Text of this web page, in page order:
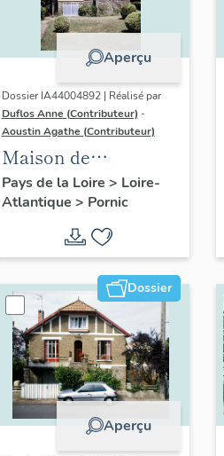
Aperçu
Dossier IA44004892 | Réalisé par
Duflos Anne (Contributeur) -
Aoustin Agathe (Contributeur)
Maison de
villégiature
balnéaire dite La
Tempête, 1 rue
Gambetta
Pays de la Loire > Loire-
Atlantique > Pornic
Dossier
Aperçu